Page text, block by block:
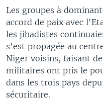
Les groupes à
accord de paix avec
les jihadistes
s'est propagée au
Niger voisins, faisant
militaires ont pris le
dans les trois pays
sécuritaire.